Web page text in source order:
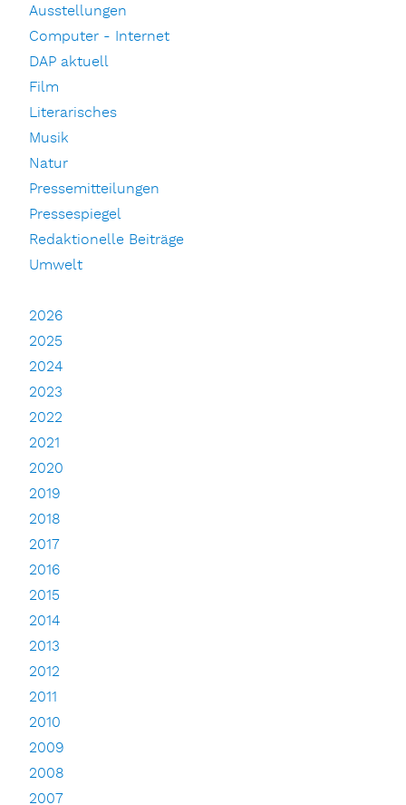
Ausstellungen
Computer - Internet
DAP aktuell
Film
Literarisches
Musik
Natur
Pressemitteilungen
Pressespiegel
Redaktionelle Beiträge
Umwelt
2026
2025
2024
2023
2022
2021
2020
2019
2018
2017
2016
2015
2014
2013
2012
2011
2010
2009
2008
2007